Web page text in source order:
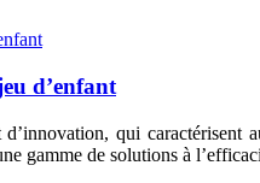
d’enfant
d’innovation, qui
gamme de solutions à